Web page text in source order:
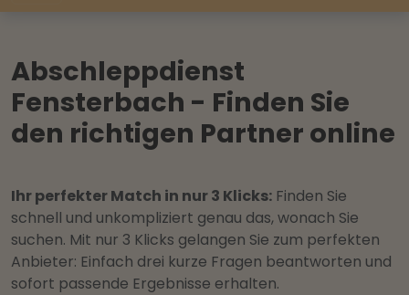
Abschleppdienst
Fensterbach - Finden Sie
den richtigen Partner online
Ihr perfekter Match in nur 3 Klicks: Finden Sie
schnell und unkompliziert genau das, wonach Sie
suchen. Mit nur 3 Klicks gelangen Sie zum perfekten
Anbieter: Einfach drei kurze Fragen beantworten und
sofort passende Ergebnisse erhalten.